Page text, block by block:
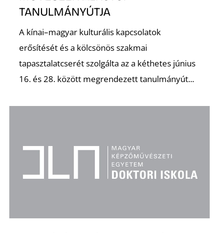
TANULMÁNYÚTJA
A kínai–magyar kulturális kapcsolatok
erősítését és a kölcsönös szakmai
tapasztalatcserét szolgálta az a kéthetes június
16. és 28. között megrendezett tanulmányút...